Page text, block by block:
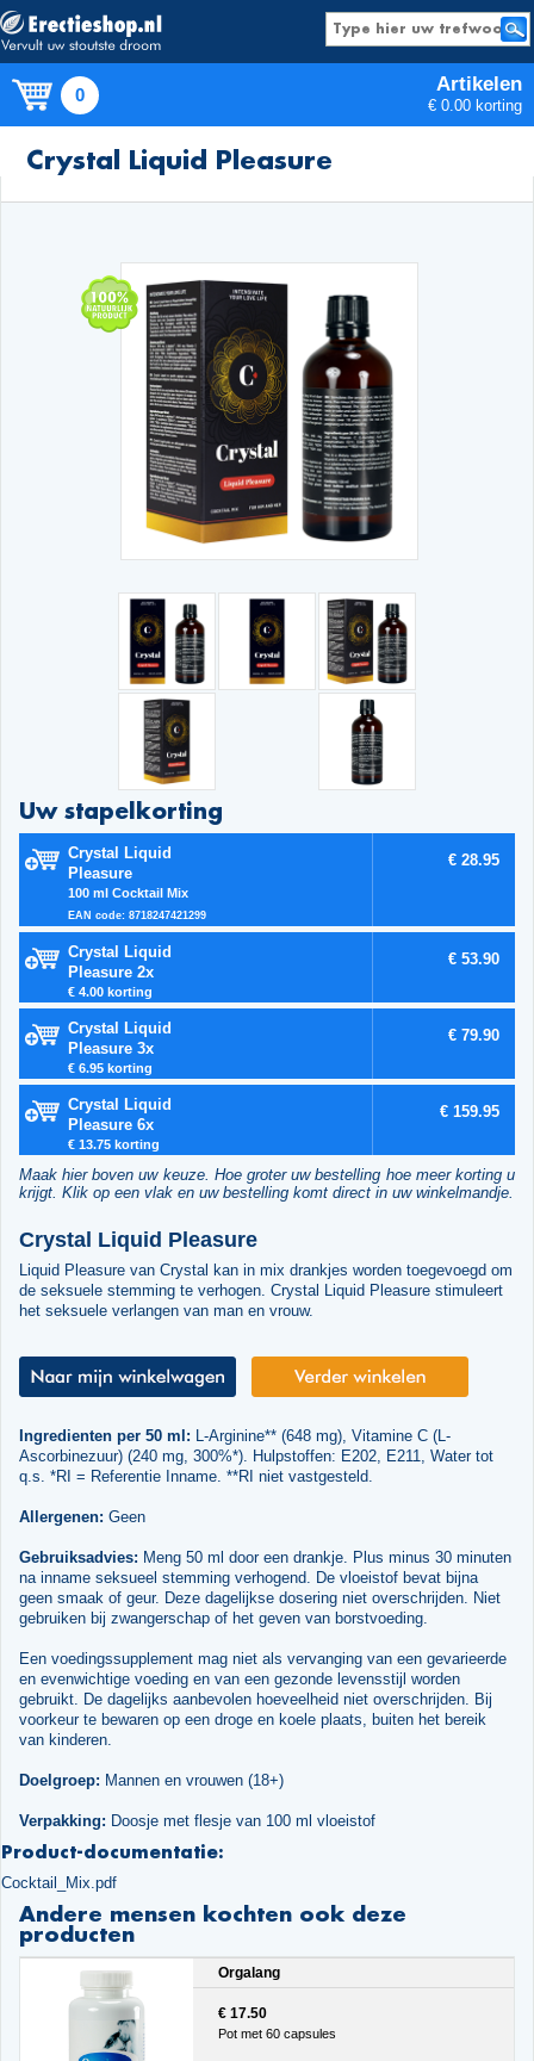
0 Artikelen
€ 0.00 korting
Producten
Crystal Liquid Pleasure
Uw stapelkorting
Crystal Liquid
Pleasure
100 ml Cocktail Mix
EAN code: 8718247421299
€ 28.95
Crystal Liquid
Pleasure 2x
€ 4.00 korting
€ 53.90
Crystal Liquid
Pleasure 3x
€ 6.95 korting
€ 79.90
Crystal Liquid
Pleasure 6x
€ 13.75 korting
€ 159.95
Maak hier boven uw keuze. Hoe groter uw bestelling hoe meer korting u
krijgt. Klik op een vlak en uw bestelling komt direct in uw winkelmandje.
Crystal Liquid Pleasure
Liquid Pleasure van Crystal kan in mix drankjes worden toegevoegd om
de seksuele stemming te verhogen. Crystal Liquid Pleasure stimuleert
het seksuele verlangen van man en vrouw.
Ingredienten per 50 ml: L-Arginine** (648 mg), Vitamine C (L-
Ascorbinezuur) (240 mg, 300%*). Hulpstoffen: E202, E211, Water tot
q.s. *RI = Referentie Inname. **RI niet vastgesteld.
Allergenen: Geen
Gebruiksadvies: Meng 50 ml door een drankje. Plus minus 30 minuten
na inname seksueel stemming verhogend. De vloeistof bevat bijna
geen smaak of geur. Deze dagelijkse dosering niet overschrijden. Niet
gebruiken bij zwangerschap of het geven van borstvoeding.
Een voedingssupplement mag niet als vervanging van een gevarieerde
en evenwichtige voeding en van een gezonde levensstijl worden
gebruikt. De dagelijks aanbevolen hoeveelheid niet overschrijden. Bij
voorkeur te bewaren op een droge en koele plaats, buiten het bereik
van kinderen.
Doelgroep: Mannen en vrouwen (18+)
Verpakking: Doosje met flesje van 100 ml vloeistof
Product-documentatie:
Cocktail_Mix.pdf
Andere mensen kochten ook deze
producten
Orgalang
€ 17.50
Pot met 60 capsules